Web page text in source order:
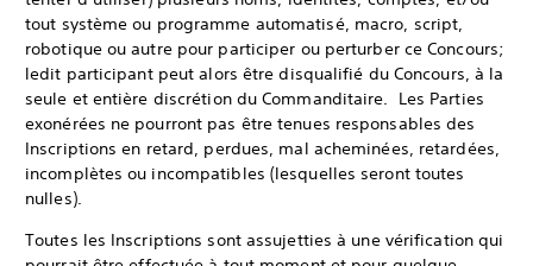
tout système ou programme automatisé, macro, script,
robotique ou autre pour participer ou perturber ce Concours;
ledit participant peut alors être disqualifié du Concours, à la
seule et entière discrétion du Commanditaire. Les Parties
exonérées ne pourront pas être tenues responsables des
Inscriptions en retard, perdues, mal acheminées, retardées,
incomplètes ou incompatibles (lesquelles seront toutes
nulles).
Toutes les Inscriptions sont assujetties à une vérification qui